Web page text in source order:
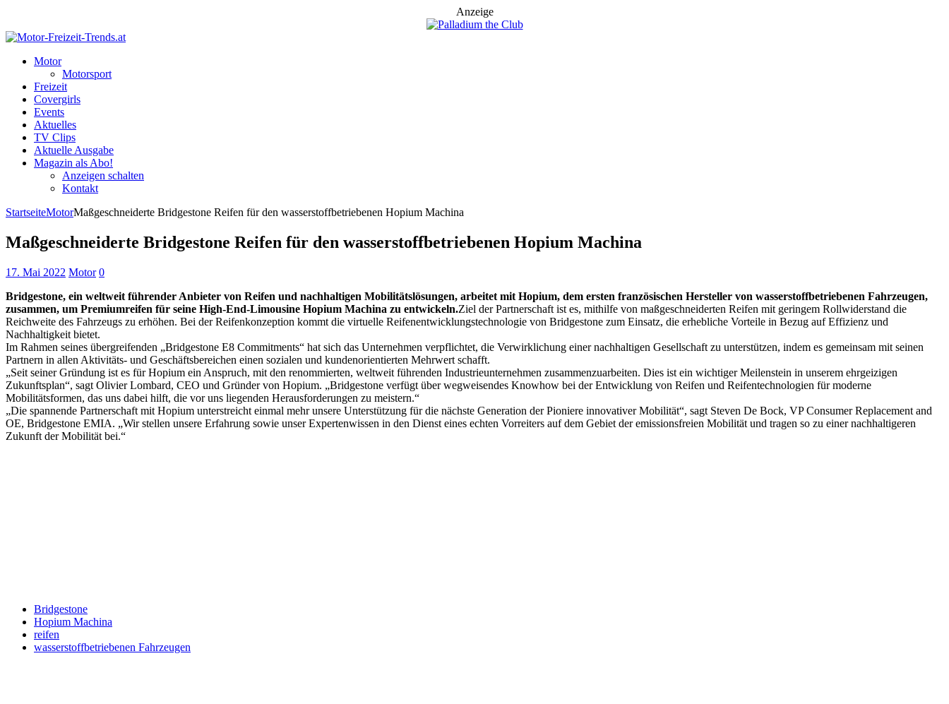
Anzeige
Motor
Motorsport
Freizeit
Covergirls
Events
Aktuelles
TV Clips
Aktuelle Ausgabe
Magazin als Abo!
Anzeigen schalten
Kontakt
StartseiteMotorMaßgeschneiderte Bridgestone Reifen für den wasserstoffbetriebenen Hopium Machina
Maßgeschneiderte Bridgestone Reifen für den wasserstoffbetriebenen Hopium Machina
17. Mai 2022 Motor 0
Bridgestone, ein weltweit führender Anbieter von Reifen und nachhaltigen Mobilitätslösungen, arbeitet mit Hopium, dem ersten französischen Hersteller von wasserstoffbetriebenen Fahrzeugen,
zusammen, um Premiumreifen für seine High-End-Limousine Hopium Machina zu entwickeln.Ziel der Partnerschaft ist es, mithilfe von maßgeschneiderten Reifen mit geringem Rollwiderstand die
Reichweite des Fahrzeugs zu erhöhen. Bei der Reifenkonzeption kommt die virtuelle Reifenentwicklungstechnologie von Bridgestone zum Einsatz, die erhebliche Vorteile in Bezug auf Effizienz und
Nachhaltigkeit bietet.
Im Rahmen seines übergreifenden „Bridgestone E8 Commitments“ hat sich das Unternehmen verpflichtet, die Verwirklichung einer nachhaltigen Gesellschaft zu unterstützen, indem es gemeinsam mit seinen
Partnern in allen Aktivitäts- und Geschäftsbereichen einen sozialen und kundenorientierten Mehrwert schafft.
„Seit seiner Gründung ist es für Hopium ein Anspruch, mit den renommierten, weltweit führenden Industrieunternehmen zusammenzuarbeiten. Dies ist ein wichtiger Meilenstein in unserem ehrgeizigen
Zukunftsplan“, sagt Olivier Lombard, CEO und Gründer von Hopium. „Bridgestone verfügt über wegweisendes Knowhow bei der Entwicklung von Reifen und Reifentechnologien für moderne
Mobilitätsformen, das uns dabei hilft, die vor uns liegenden Herausforderungen zu meistern.“
„Die spannende Partnerschaft mit Hopium unterstreicht einmal mehr unsere Unterstützung für die nächste Generation der Pioniere innovativer Mobilität“, sagt Steven De Bock, VP Consumer Replacement and
OE, Bridgestone EMIA. „Wir stellen unsere Erfahrung sowie unser Expertenwissen in den Dienst eines echten Vorreiters auf dem Gebiet der emissionsfreien Mobilität und tragen so zu einer nachhaltigeren
Zukunft der Mobilität bei.“
Bridgestone
Hopium Machina
reifen
wasserstoffbetriebenen Fahrzeugen